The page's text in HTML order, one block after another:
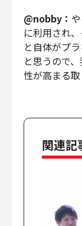
@nobby：
に利用され
と自体がプ
と思うので
性が高まる取
関連記